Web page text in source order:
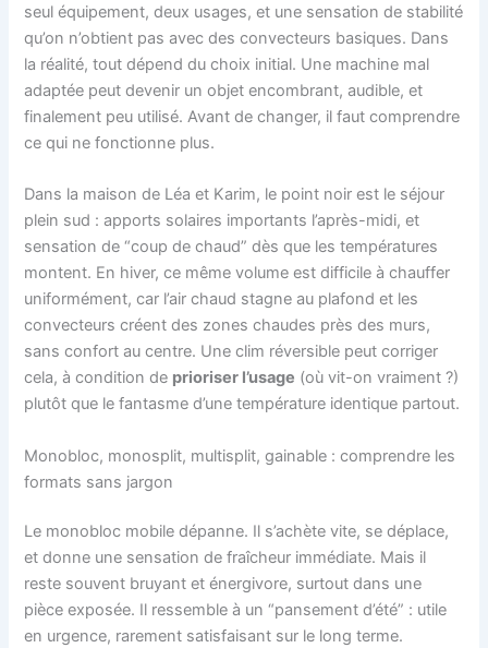
seul équipement, deux usages, et une sensation de stabilité
qu’on n’obtient pas avec des convecteurs basiques. Dans
la réalité, tout dépend du choix initial. Une machine mal
adaptée peut devenir un objet encombrant, audible, et
finalement peu utilisé. Avant de changer, il faut comprendre
ce qui ne fonctionne plus.
Dans la maison de Léa et Karim, le point noir est le séjour
plein sud : apports solaires importants l’après-midi, et
sensation de “coup de chaud” dès que les températures
montent. En hiver, ce même volume est difficile à chauffer
uniformément, car l’air chaud stagne au plafond et les
convecteurs créent des zones chaudes près des murs,
sans confort au centre. Une clim réversible peut corriger
cela, à condition de prioriser l’usage (où vit-on vraiment ?)
plutôt que le fantasme d’une température identique partout.
Monobloc, monosplit, multisplit, gainable : comprendre les
formats sans jargon
Le monobloc mobile dépanne. Il s’achète vite, se déplace,
et donne une sensation de fraîcheur immédiate. Mais il
reste souvent bruyant et énergivore, surtout dans une
pièce exposée. Il ressemble à un “pansement d’été” : utile
en urgence, rarement satisfaisant sur le long terme.